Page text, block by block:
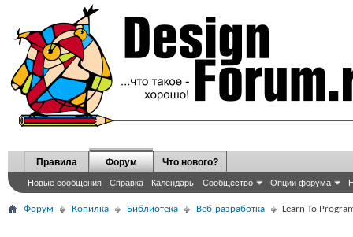
Правила Форум
Новые сообщения Справка Календарь Сообщество Опции форума
Что нового?
Форум Копилка Библиотека Веб-разработка Learn To